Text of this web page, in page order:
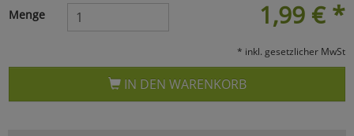
1,99 € *
Menge
* inkl. gesetzlicher MwSt
IN DEN WARENKORB
zurück